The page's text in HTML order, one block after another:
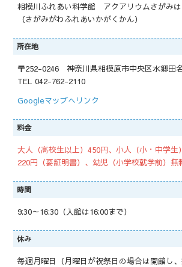
相模川ふれあい科学館 アクアリウムさがみは
（さがみがわふれあいかがくかん）
所在地
〒252-0246 神奈川県相模原市中央区水郷田
TEL 042-762-2110
Googleマップへリンク
料金
大人（高校生以上）450円、小人（小・中学生
220円（要証明書）、幼児（小学校就学前）無
時間
9:30～16:30（入館は16:00まで）
休み
毎週月曜日（月曜日が祝祭日の場合は開館し